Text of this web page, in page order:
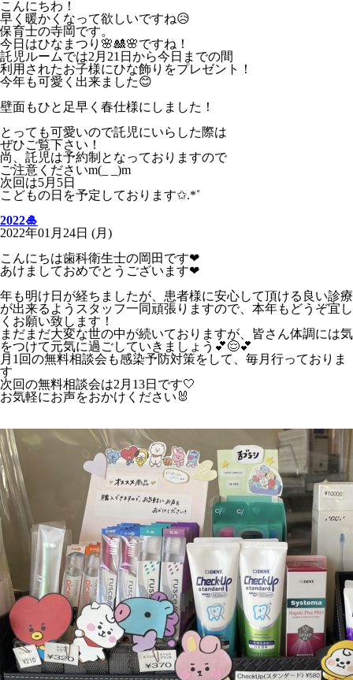
こんにちわ！
早く暖かくなって欲しいですね😥
保育士の寺岡です。
今日はひなまつり🌸🎎🌸ですね！
託児ルームでは2月21日から今日までの間
利用されたお子様にひな飾りをプレゼント！
今年も可愛く出来ました😊
壁面もひと足早く春仕様にしました！
とっても可愛いので託児にいらした際は
ぜひご覧下さい！
尚、託児は予約制となっておりますので
ご注意くださいm(_ _)m
次回は5月5日
こどもの日を予定しております✩.*˚
2022🎍
2022年01月24日 (月)
こんにちは歯科衛生士の岡田です❤︎
あけましておめでとうございます❤︎
年も明け日が経ちましたが、患者様に安心して頂ける良い診療
が出来るようスタッフ一同頑張りますので、本年もどうぞ宜し
くお願い致します！
まだまだ大変な世の中が続いておりますが、皆さん体調には気
をつけて元気に過ごしていきましょう 💕😌💕
月 1 回の無料相談会も感染予防対策をして、毎月行っておりま
す
次回の無料相談会は2 月 13日 です🤍
お気軽にお声をおかけください 🐰